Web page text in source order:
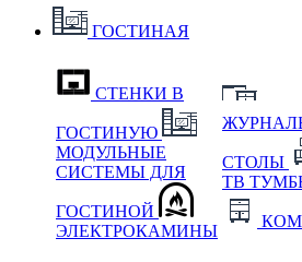
ГОСТИНАЯ
СТЕНКИ В
ГОСТИНУЮ
МОДУЛЬНЫЕ
СИСТЕМЫ ДЛЯ
ГОСТИНОЙ
ЭЛЕКТРОКАМИНЫ
СТОЛЫ
ТВ